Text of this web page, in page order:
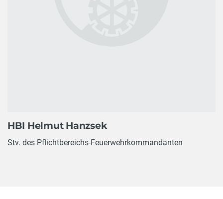
HBI Helmut Hanzsek
Stv. des Pflichtbereichs-Feuerwehrkommandanten